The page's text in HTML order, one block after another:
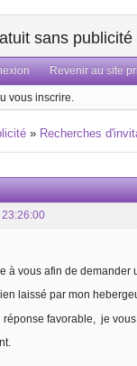
sans publicité
Revenir au site
vous inscrire.
» Recherches
à vous afin de
laissé par mon
réponse favorable, je